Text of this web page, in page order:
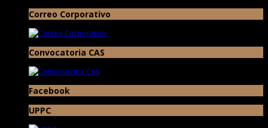
Correo Corporativo
Convocatoria CAS
Facebook
UPPC